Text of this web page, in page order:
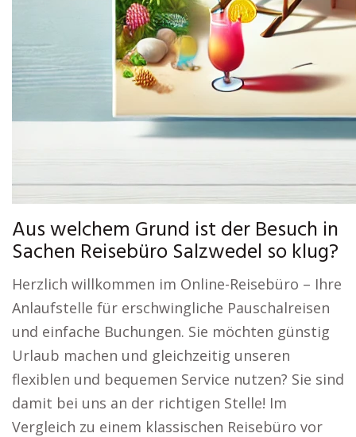
Aus welchem Grund ist der Besuch in
Sachen Reisebüro Salzwedel so klug?
Herzlich willkommen im Online-Reisebüro – Ihre
Anlaufstelle für erschwingliche Pauschalreisen
und einfache Buchungen. Sie möchten günstig
Urlaub machen und gleichzeitig unseren
flexiblen und bequemen Service nutzen? Sie sind
damit bei uns an der richtigen Stelle! Im
Vergleich zu einem klassischen Reisebüro vor